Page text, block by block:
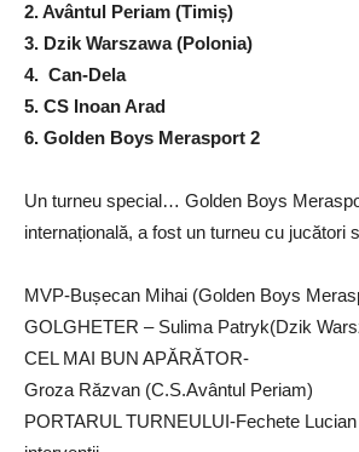
2. ⁠Avântul Periam (Timiș)
3. ⁠Dzik Warszawa (Polonia)
4. ⁠ Can-Dela
5. ⁠CS Inoan Arad
6. ⁠Golden Boys Merasport 2
Un turneu special… Golden Boys
internațională, a fost un turneu cu jucători
MVP-Bușecan Mihai (Golden Boys
GOLGHETER – Sulima Patryk(Dzik
CEL MAI BUN APĂRĂTOR-
Groza Răzvan (C.S.Avântul Periam)
PORTARUL TURNEULUI-Fechete